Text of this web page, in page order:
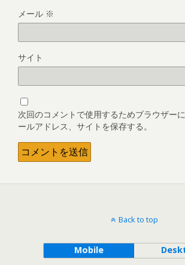
メール ※
サイト
次回のコメントで使用するためブラウザー
ールアドレス、サイトを保存する。
Back to top
Mobile